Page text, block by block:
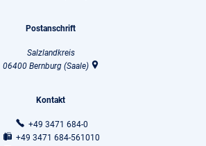
Postanschrift
Salzlandkreis
06400 Bernburg (Saale)
Kontakt
+49 3471 684-0
+49 3471 684-561010